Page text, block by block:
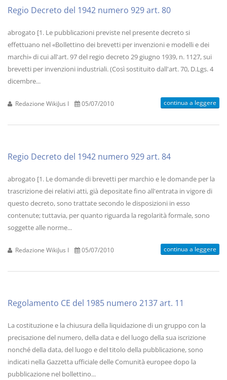
Regio Decreto del 1942 numero 929 art. 80
abrogato [1. Le pubblicazioni previste nel presente decreto si
effettuano nel «Bollettino dei brevetti per invenzioni e modelli e dei
marchi» di cui all'art. 97 del regio decreto 29 giugno 1939, n. 1127, sui
brevetti per invenzioni industriali. (Così sostituito dall'art. 70, D.Lgs. 4
dicembre...
Redazione WikiJus I 05/07/2010 continua a leggere
Regio Decreto del 1942 numero 929 art. 84
abrogato [1. Le domande di brevetti per marchio e le domande per la
trascrizione dei relativi atti, già depositate fino all'entrata in vigore di
questo decreto, sono trattate secondo le disposizioni in esso
contenute; tuttavia, per quanto riguarda la regolarità formale, sono
soggette alle norme...
Redazione WikiJus I 05/07/2010 continua a leggere
Regolamento CE del 1985 numero 2137 art. 11
La costituzione e la chiusura della liquidazione di un gruppo con la
precisazione del numero, della data e del luogo della sua iscrizione
nonché della data, del luogo e del titolo della pubblicazione, sono
indicati nella Gazzetta ufficiale delle Comunità europee dopo la
pubblicazione nel bollettino...